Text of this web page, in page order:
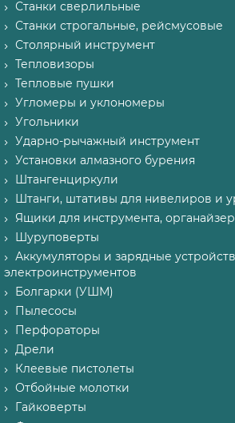
Станки сверлильные
Станки строгальные, рейсмусовые
Столярный инструмент
Тепловизоры
Тепловые пушки
Угломеры и уклономеры
Угольники
Ударно-рычажный инструмент
Установки алмазного бурения
Штангенциркули
Штанги, штативы для нивелиров и
Ящики для инструмента,
Шуруповерты
Аккумуляторы и зарядные
электроинструментов
Болгарки (УШМ)
Пылесосы
Перфораторы
Дрели
Клеевые пистолеты
Отбойные молотки
Гайковерты